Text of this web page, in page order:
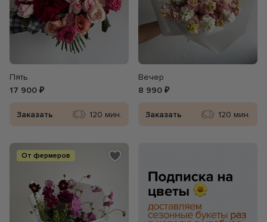
Пять
17 900 ₽
Заказать 120 мин.
Вечер
8 990 ₽
Заказать 120 мин.
От фермеров